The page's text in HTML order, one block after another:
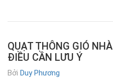
QUẠT THÔNG GIÓ
ĐIỀU CẦN LƯU Ý
Bởi Duy Phương